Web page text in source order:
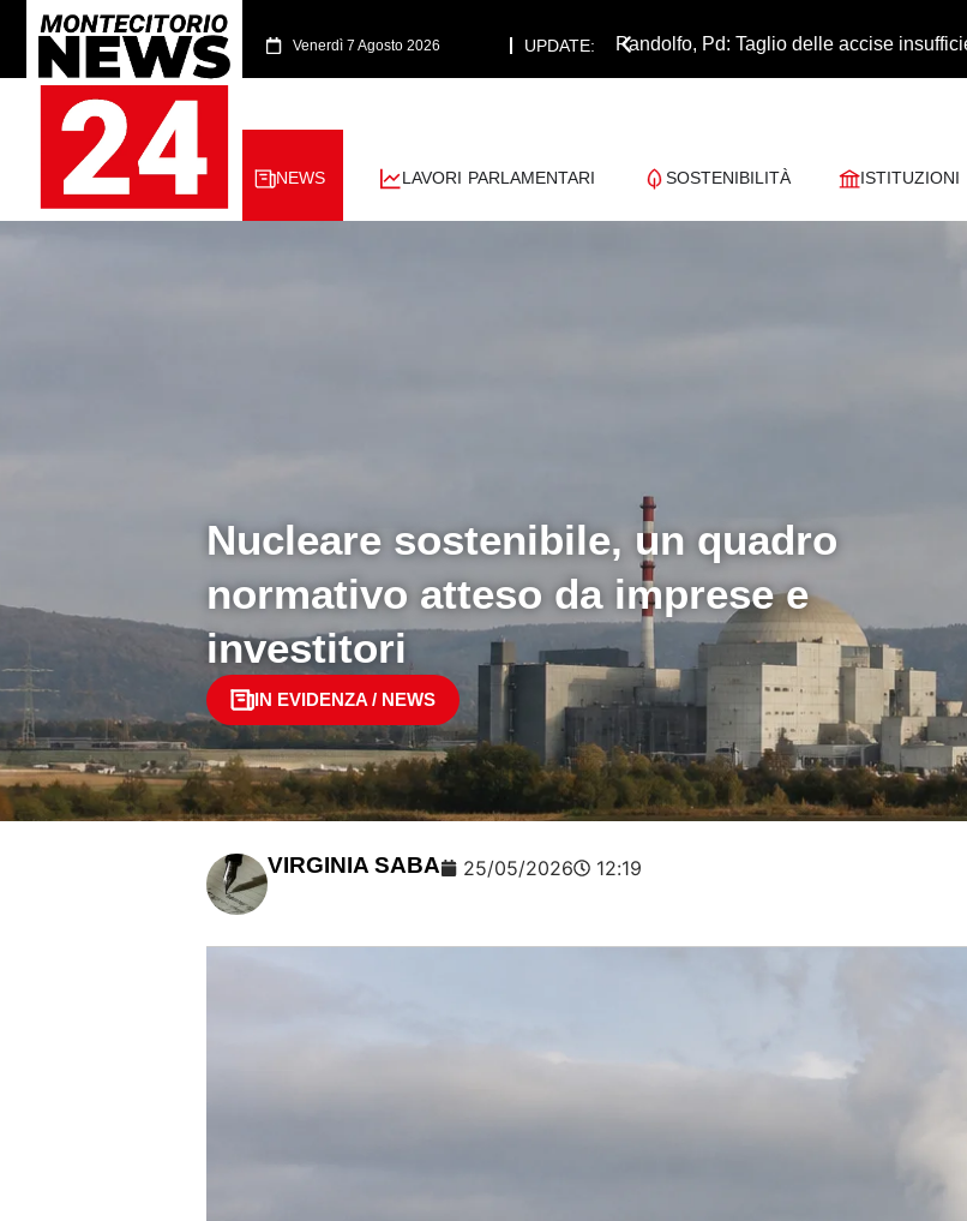
Venerdì 7 Agosto 2026 UPDATE: Pandolfo, Pd: Taglio delle accise
NEWS LAVORI PARLAMENTARI SOSTENIBILITÀ ISTITUZIONI
Nucleare sostenibile, un quadro
normativo atteso da imprese e
investitori
IN EVIDENZA / NEWS
VIRGINIA SABA 25/05/2026 12:19